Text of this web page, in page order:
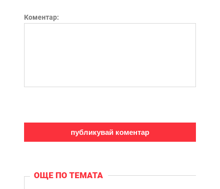
Коментар:
ОЩЕ ПО ТЕМАТА